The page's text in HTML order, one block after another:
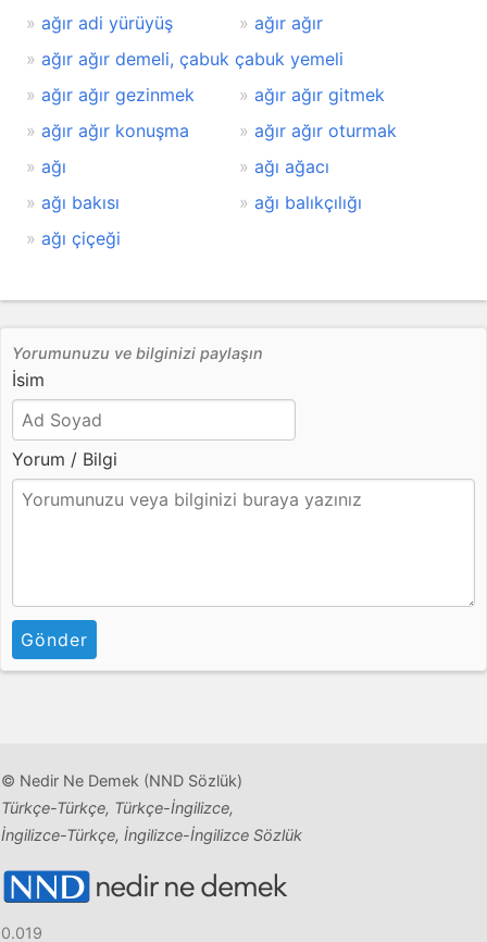
ağır adi yürüyüş
ağır ağır
ağır ağır demeli, çabuk çabuk yemeli
ağır ağır gezinmek
ağır ağır gitmek
ağır ağır konuşma
ağır ağır oturmak
ağı
ağı ağacı
ağı bakısı
ağı balıkçılığı
ağı çiçeği
Yorumunuzu ve bilginizi paylaşın
İsim
Yorum / Bilgi
Gönder
© Nedir Ne Demek (NND Sözlük)
Türkçe-Türkçe, Türkçe-İngilizce,
İngilizce-Türkçe, İngilizce-İngilizce Sözlük
0.019